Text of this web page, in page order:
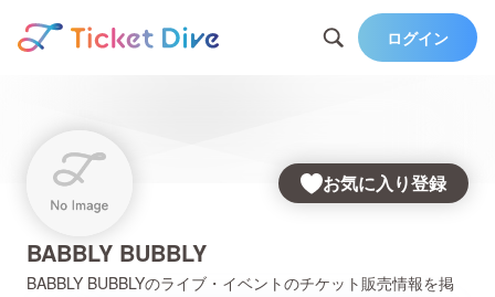
ログイン
お気に入り登録
BABBLY BUBBLY
BABBLY BUBBLYのライブ・イベントのチケット販売情報を掲